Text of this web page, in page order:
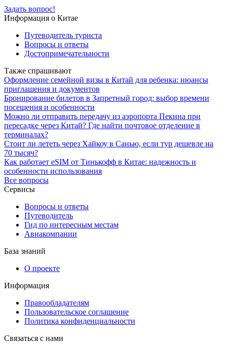
Задать вопрос!
Информация о Китае
Путеводитель туриста
Вопросы и ответы
Достопримечательности
Также спрашивают
Оформление семейной визы в Китай для ребенка: нюансы
приглашения и документов
Бронирование билетов в Запретный город: выбор времени
посещения и особенности
Можно ли отправить передачу из аэропорта Пекина при
пересадке через Китай? Где найти почтовое отделение в
терминалах?
Стоит ли лететь через Хайкоу в Санью, если тур дешевле на
70 тысяч?
Как работает eSIM от Тинькофф в Китае: надежность и
особенности использования
Все вопросы
Сервисы
Вопросы и ответы
Путеводитель
Гид по интересным местам
Авиакомпании
База знаний
О проекте
Информация
Правообладателям
Пользовательское соглашение
Политика конфиденциальности
Связаться с нами